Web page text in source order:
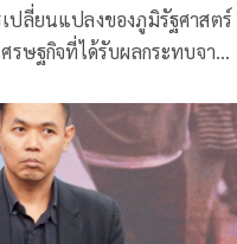
ปลี่ยนแปลงของภูมิรัฐศาสตร์
รษฐกิจที่ได้รับผลกระทบจาก